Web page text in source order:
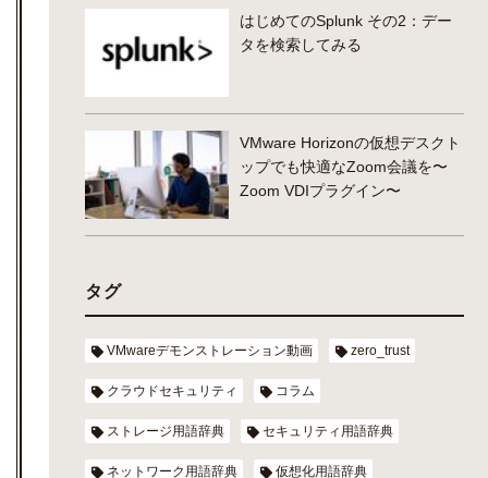
はじめてのSplunk その2：デー
タを検索してみる
VMware Horizonの仮想デスクト
ップでも快適なZoom会議を〜
Zoom VDIプラグイン〜
タグ
VMwareデモンストレーション動画 zero_trust
クラウドセキュリティ コラム
ストレージ用語辞典 セキュリティ用語辞典
ネットワーク用語辞典 仮想化用語辞典